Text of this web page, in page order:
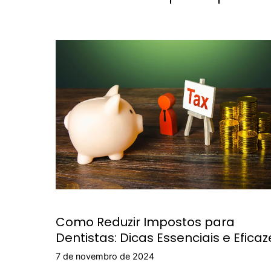
Como Reduzir Impostos para
Dentistas: Dicas Essenciais e
7 de novembro de 2024